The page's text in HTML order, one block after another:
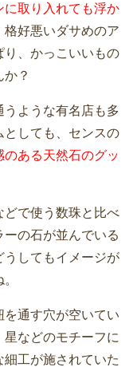
に取り入れても浮か
格好悪いダサめのア
り、かっこいいもの
？
ような有名店も多
としても、センスの
のある天然石のグッ
どで使う数珠と比べ
の石が並んでいる
うしてもイメージが
通す穴が空いてい
などのモチーフに
工が施されていた